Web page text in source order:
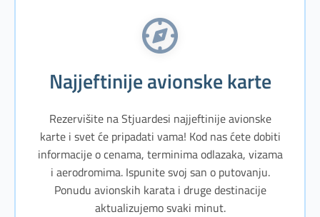
Najjeftinije avionske karte
Rezervišite na Stjuardesi najjeftinije avionske
karte i svet će pripadati vama! Kod nas ćete dobiti
informacije o cenama, terminima odlazaka, vizama
i aerodromima. Ispunite svoj san o putovanju.
Ponudu avionskih karata i druge destinacije
aktualizujemo svaki minut.